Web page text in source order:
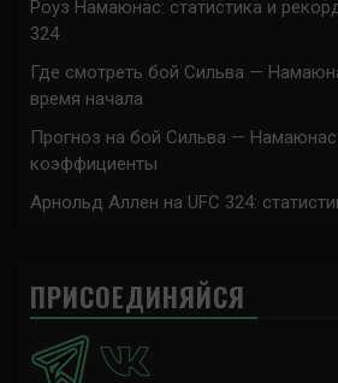
Роуз Намаюнас: статистика и
324
Где смотреть бой Сильва —
время начала
Прогноз на бой Сильва — Намаюнас
коэффициенты
Арнольд Аллен на UFC 324:
ПРИСОЕДИНЯЙСЯ